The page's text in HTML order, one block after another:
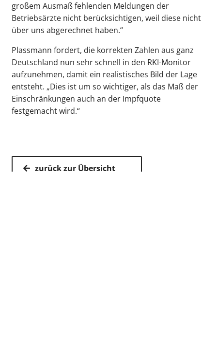
großem Ausmaß fehlenden Meldungen der
Betriebsärzte nicht berücksichtigen, weil diese nicht
über uns abgerechnet haben.“
Plassmann fordert, die korrekten Zahlen aus ganz
Deutschland nun sehr schnell in den RKI-Monitor
aufzunehmen, damit ein realistisches Bild der Lage
entsteht. „Dies ist um so wichtiger, als das Maß der
Einschränkungen auch an der Impfquote
festgemacht wird.“
zurück zur Übersicht